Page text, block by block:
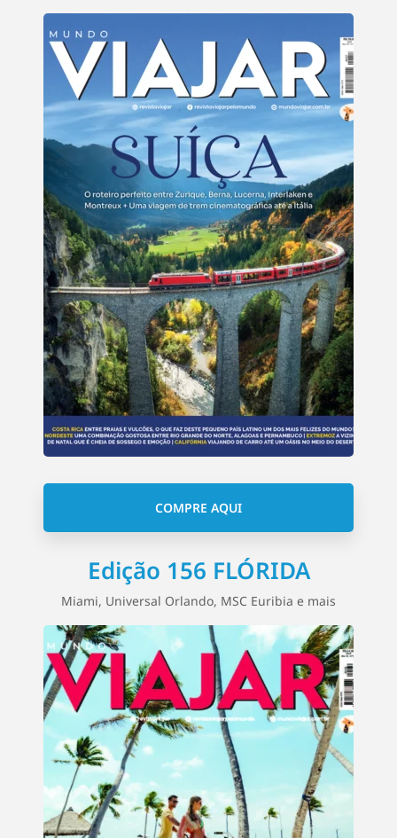
COMPRE AQUI
Edição 156 FLÓRIDA
Miami, Universal Orlando, MSC Euribia e mais